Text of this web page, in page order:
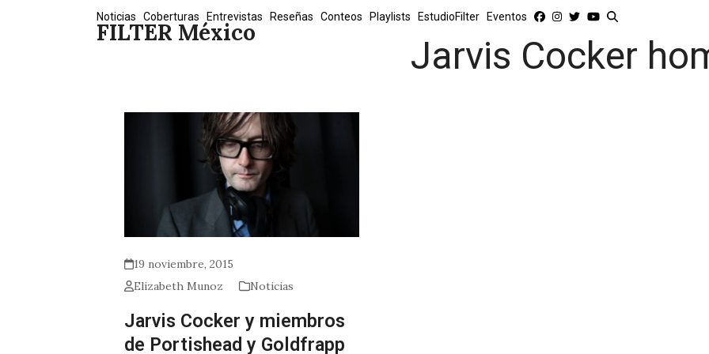
FILTER México
Noticias Coberturas Entrevistas Reseñas Conteos Playlists EstudioFilter Eventos
Jarvis Cocker
19 noviembre, 2015
Elizabeth Munoz
Noticias
Jarvis Cocker y miembros
de Portishead y Goldfrapp